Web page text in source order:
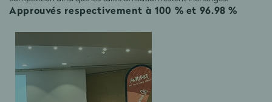
Approuvés respectivement à 100 % et 96.98 %